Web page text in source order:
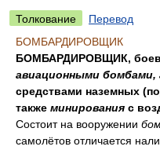
Толкование
Перевод
БОМБАРДИРОВЩИК
БОМБАРДИРОВЩИК,
авиационными
средствами наземных
также минирования с
Состоит на вооружении
самолётов отличается